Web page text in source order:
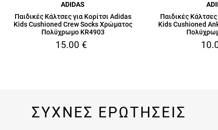
ADIDAS
Παιδικές Κάλτσες για Κορίτσι Adidas
Kids Cushioned Crew Socks Χρώματος
Πολύχρωμο KR4903
15.00 €
Παιδικές
Kids Cushioned
ΣΥΧΝΕΣ ΕΡΩΤΗΣΕΙΣ